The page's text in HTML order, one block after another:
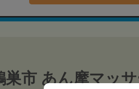
巣市 あん摩マッ